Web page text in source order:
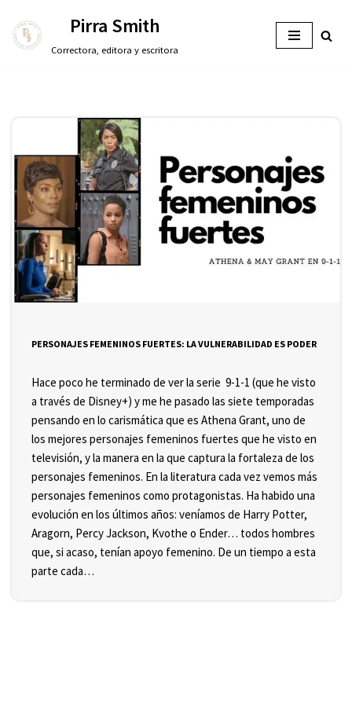
Saltar
Pirra Smith
Correctora, editora y escritora
PERSONAJES FEMENINOS FUERTES: LA VULNERABILIDAD ES PODER
Hace poco he terminado de ver la serie 9-1-1 (que he visto
a través de Disney+) y me he pasado las siete temporadas
pensando en lo carismática que es Athena Grant, uno de
los mejores personajes femeninos fuertes que he visto en
televisión, y la manera en la que captura la fortaleza de los
personajes femeninos. En la literatura cada vez vemos más
personajes femeninos como protagonistas. Ha habido una
evolución en los últimos años: veníamos de Harry Potter,
Aragorn, Percy Jackson, Kvothe o Ender… todos hombres
que, si acaso, tenían apoyo femenino. De un tiempo a esta
parte cada…